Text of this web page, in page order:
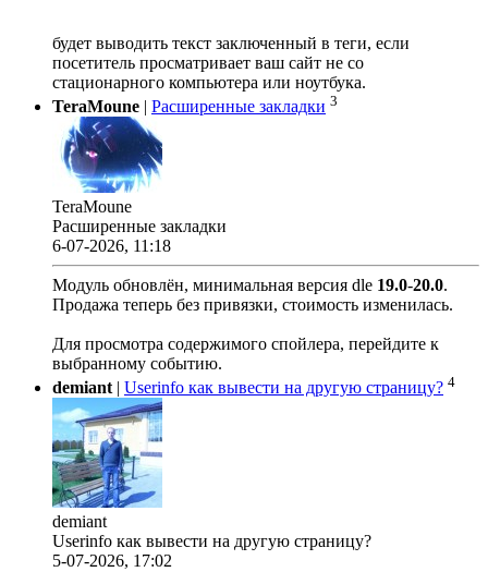
будет выводить текст заключенный в теги, если
посетитель просматривает ваш сайт не со
стационарного компьютера или ноутбука.
TeraMoune | Расширенные закладки 3
TeraMoune
Расширенные закладки
6-07-2026, 11:18
Модуль обновлён, минимальная версия dle 19.0-20.0.
Продажа теперь без привязки, стоимость изменилась.
Для просмотра содержимого спойлера, перейдите к
выбранному событию.
demiant | Userinfo как вывести на другую страницу? 4
demiant
Userinfo как вывести на другую страницу?
5-07-2026, 17:02